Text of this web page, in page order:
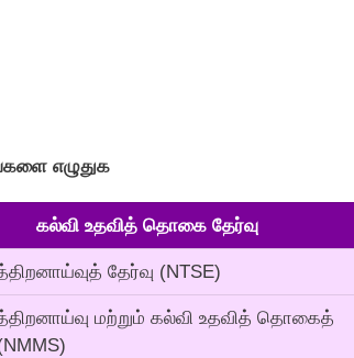
எழுதுக
கல்வி உதவித் தொகை தேர்வு
தேர்வு (NTSE)
மற்றும் கல்வி உதவித் தொகைத்